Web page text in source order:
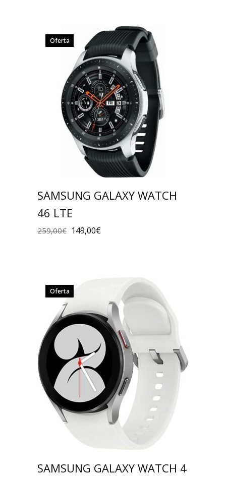
Oferta
SAMSUNG GALAXY WATCH
46 LTE
259,00€ 149,00€
Oferta
SAMSUNG GALAXY WATCH 4